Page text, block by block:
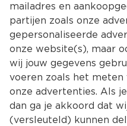
mailadres en
partijen zoals onze
gepersonaliseerde
onze website(s), maar
wij jouw gegevens
voeren zoals het
onze advertenties. Als
dan ga je akkoord dat
(versleuteld) kunnen